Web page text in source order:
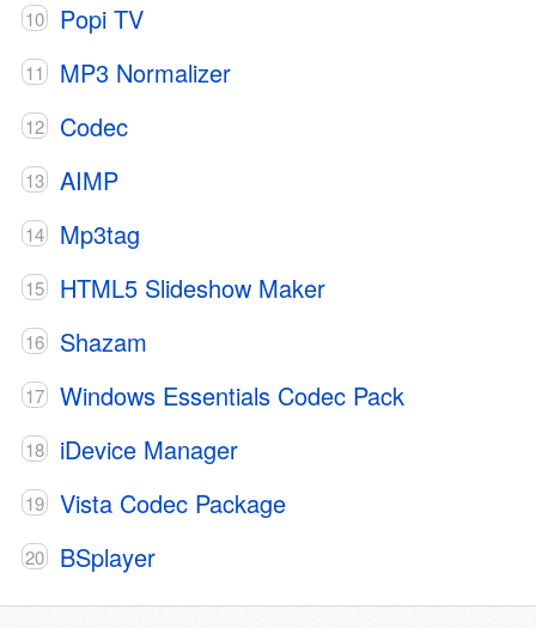
Popi TV
MP3 Normalizer
Codec
AIMP
Mp3tag
HTML5 Slideshow Maker
Shazam
Windows Essentials Codec Pack
iDevice Manager
Vista Codec Package
BSplayer